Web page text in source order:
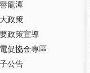
龍潭
政策
政策宣導
促協金專區
公告